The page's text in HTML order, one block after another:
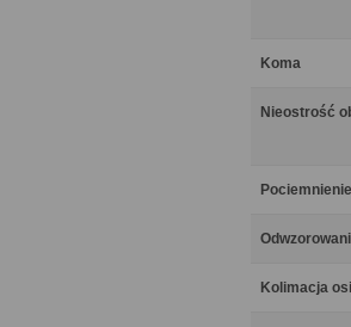
Koma
Nieostrość
Kolimacja osi